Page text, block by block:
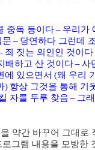
중독 등이다– 우리가
문 – 당연하다 그런데
죄 짓는 의인인 것이다
배하고 산 것이다–사
에 있으면서 (왜 우리
) 항상 그것을 통해 기
자를 두루 찾음 – 그
약간 바꾸어 그대로
그램 내용을 모방한